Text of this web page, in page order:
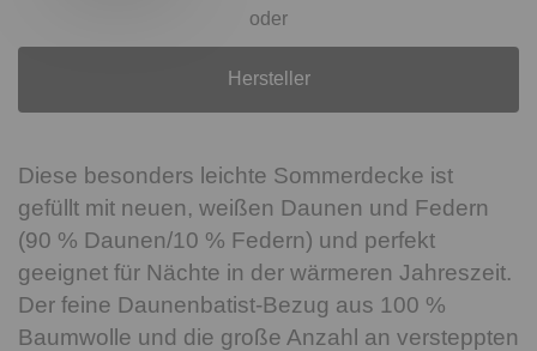
oder
Hersteller
Diese besonders leichte Sommerdecke ist
gefüllt mit neuen, weißen Daunen und Federn
(90 % Daunen/10 % Federn) und perfekt
geeignet für Nächte in der wärmeren Jahreszeit.
Der feine Daunenbatist-Bezug aus 100 %
Baumwolle und die große Anzahl an versteppten